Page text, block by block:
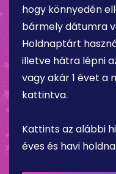
hogy könnyedén
bármely dátumra
Holdnaptárt
illetve hátra lépni
vagy akár 1 évet a
kattintva.
Kattints az alábbi
éves és havi